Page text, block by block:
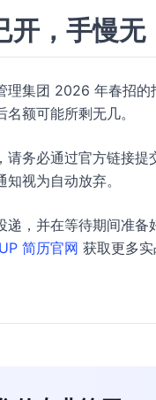
开，手慢无
理集团 2026 年春招的
额可能所剩无几。
务必通过官方链接提
视为自动放弃。
递，并在等待期间准
UP 简历官网 获取更多实